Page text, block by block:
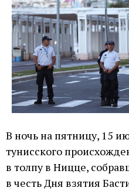
В ночь на пятницу, 15
тунисского
в толпу в Ницце,
в честь Дня взятия